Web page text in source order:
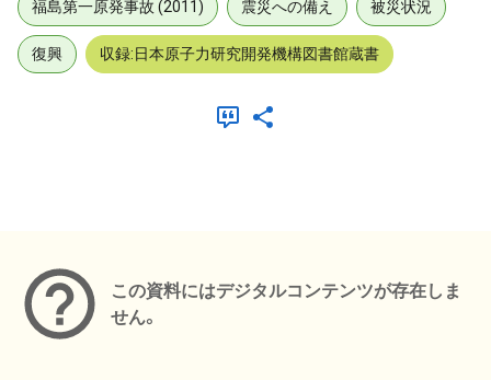
福島第一原発事故 (2011) 震災への備え 被災状況
復興 収録:日本原子力研究開発機構図書館蔵書
この資料にはデジタルコンテンツが存在しま
せん。